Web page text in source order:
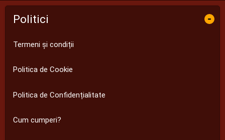
Politici -
Termeni și condiții
Politica de Cookie
Politica de Confidențialitate
Cum cumperi?